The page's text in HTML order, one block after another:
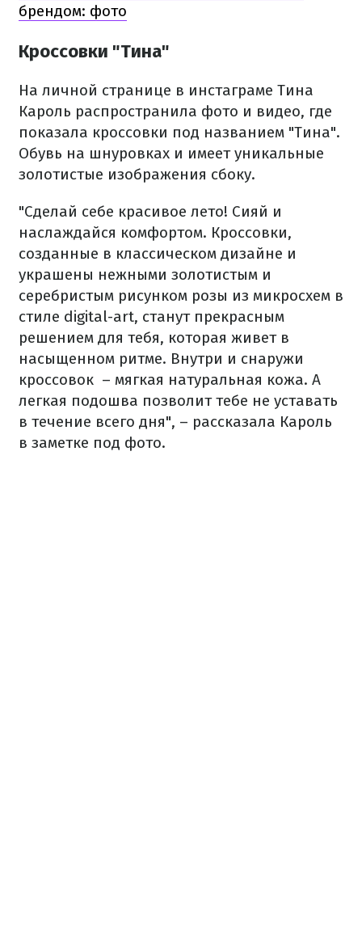
брендом: фото
Кроссовки "Тина"
На личной странице в инстаграме Тина
Кароль распространила фото и видео, где
показала кроссовки под названием "Тина".
Обувь на шнуровках и имеет уникальные
золотистые изображения сбоку.
"Сделай себе красивое лето! Сияй и
наслаждайся комфортом. Кроссовки,
созданные в классическом дизайне и
украшены нежными золотистым и
серебристым рисунком розы из микросхем в
стиле digital-art, станут прекрасным
решением для тебя, которая живет в
насыщенном ритме. Внутри и снаружи
кроссовок – мягкая натуральная кожа. А
легкая подошва позволит тебе не уставать
в течение всего дня", – рассказала Кароль
в заметке под фото.